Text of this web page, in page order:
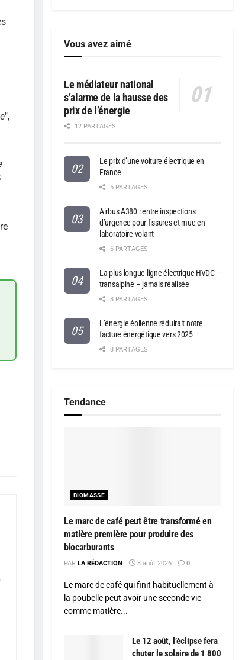
",
Vous avez aimé
Le médiateur national
s’alarme de la hausse des
prix de l’énergie
12 PARTAGES
Le prix d’une voiture électrique en
France
5 PARTAGES
Airbus A380 : entre inspections
d’urgence pour fissures et mue en
laboratoire volant
6 PARTAGES
La plus longue ligne électrique HVDC –
transalpine – jamais réalisée
8 PARTAGES
L’énergie éolienne réduirait notre
facture énergétique vers 2025
8 PARTAGES
Tendance
BIOMASSE
Le marc de café peut être transformé en
matière première pour produire des
biocarburants
PAR LA RÉDACTION 8 août 2026 0
Le marc de café qui finit habituellement à
la poubelle peut avoir une seconde vie
comme matière...
Le 12 août, l’éclipse fera
chuter le solaire de 1 800